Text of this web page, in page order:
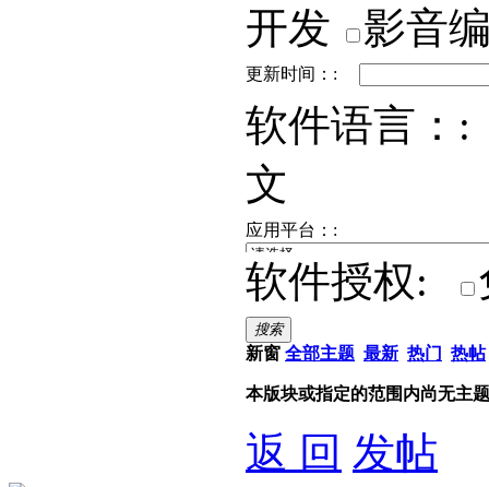
开发
影音
更新时间：:
软件语言：:
文
应用平台：:
软件授权:
搜索
新窗 全部主题 最新 热门 热帖
本版块或指定的范围内尚无主题
返 回 发帖